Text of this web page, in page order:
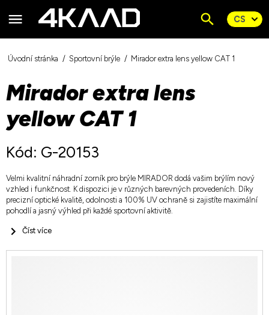
Úvodní stránka Sportovní brýle Mirador extra lens yellow CAT 1
Mirador extra lens
yellow CAT 1
Kód: G-20153
Velmi kvalitní náhradní zorník pro brýle MIRADOR dodá vašim brýlím nový
vzhled i funkčnost. K dispozici je v různých barevných provedeních. Díky
precizní optické kvalitě, odolnosti a 100% UV ochraně si zajistíte maximální
pohodlí a jasný výhled při každé sportovní aktivitě.
Číst více